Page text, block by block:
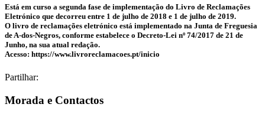
Está em curso a segunda fase de implementação do Livro de Reclamações
Eletrónico que decorreu entre 1 de julho de 2018 e 1 de julho de 2019.
O livro de reclamações eletrónico está implementado na Junta de Freguesia
de A-dos-Negros, conforme estabelece o Decreto-Lei nº 74/2017 de 21 de
Junho, na sua atual redação.
Acesso: https://www.livroreclamacoes.pt/inicio
Partilhar:
Morada e Contactos